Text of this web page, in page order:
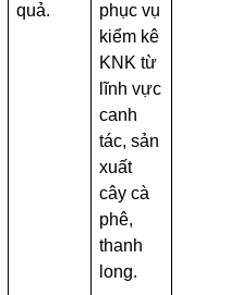
quả.
phục vụ
kiểm kê
KNK từ
lĩnh vực
canh
tác, sản
xuất
cây cà
phê,
thanh
long.